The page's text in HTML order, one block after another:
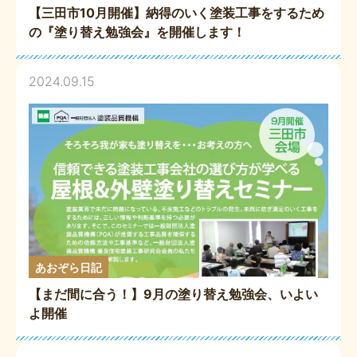
【三田市10月開催】納得のいく塗装工事をするため
の『塗り替え勉強会』を開催します！
2024.09.15
あおぞら日記
【まだ間に合う！】9月の塗り替え勉強会、いよい
よ開催